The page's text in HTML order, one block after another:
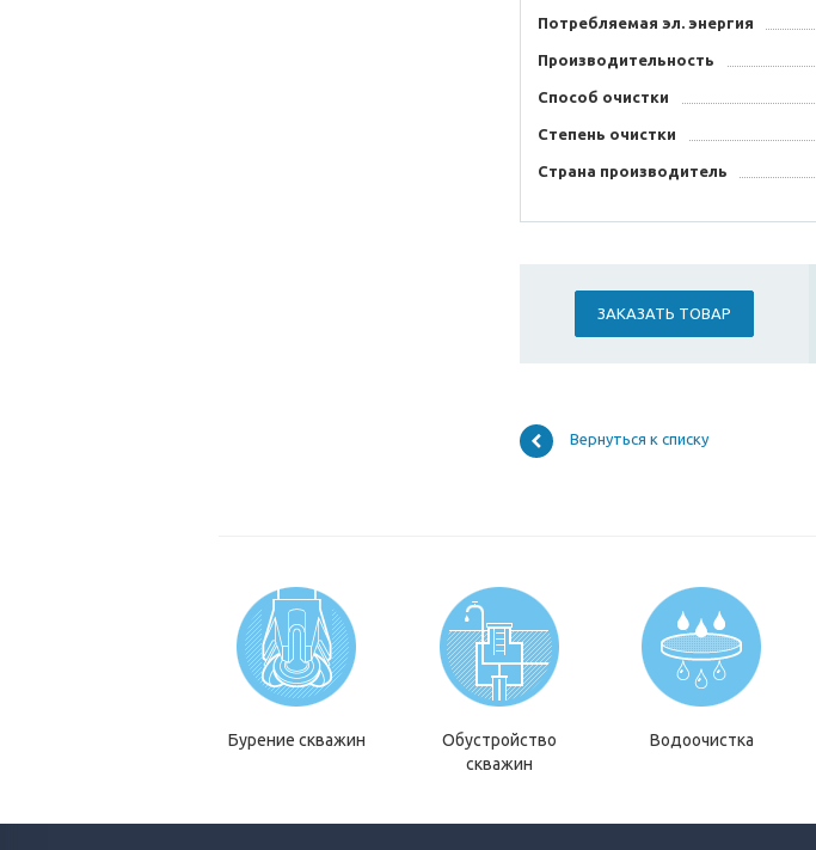
Потребляемая эл. энергия
Производительность
Способ очистки
Степень очистки
Страна производитель
ЗАКАЗАТЬ ТОВАР
Вернуться к списку
Бурение скважин
Обустройство
скважин
Водоочистка